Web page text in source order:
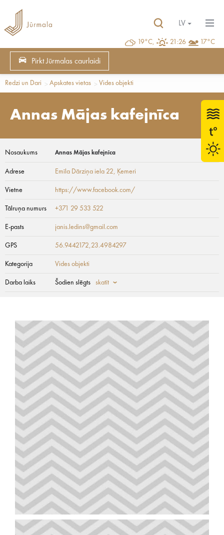
19°C, 21:26 17°C
LV
Pirkt Jūrmalas caurlaidi
Redzi un Dari Apskates vietas Vides objekti
Annas Mājas kafejnīca
Nosaukums Annas Mājas kafejnīca
Adrese Emīla Dārziņa iela 22, Ķemeri
Vietne https://www.facebook.com/
Tālruņa numurs +371 29 533 522
E-pasts janis.ledins@gmail.com
GPS 56.9442172,23.4984297
Kategorija Vides objekti
Darba laiks Šodien slēgts skatīt